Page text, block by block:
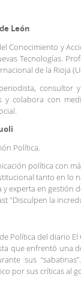
León
Conocimiento y
Tecnologías.
de la Rioja
consultor
y colabora con
Política.
política con
tanto en lo
experta en gestión
"Disculpen la
Política del diario
que enfrentó una
sus
por sus críticas al